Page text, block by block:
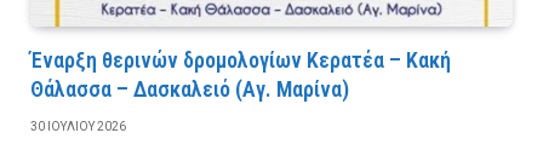
Έναρξη θερινών δρομολογίων Κερατέα – Κακή
Θάλασσα – Δασκαλειό (Αγ. Μαρίνα)
30 ΙΟΥΛΊΟΥ 2026